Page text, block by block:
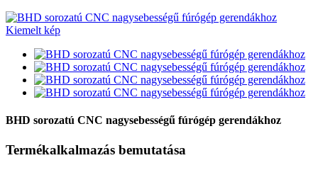
BHD sorozatú CNC nagysebességű fúrógép gerendákhoz
Termékalkalmazás bemutatása